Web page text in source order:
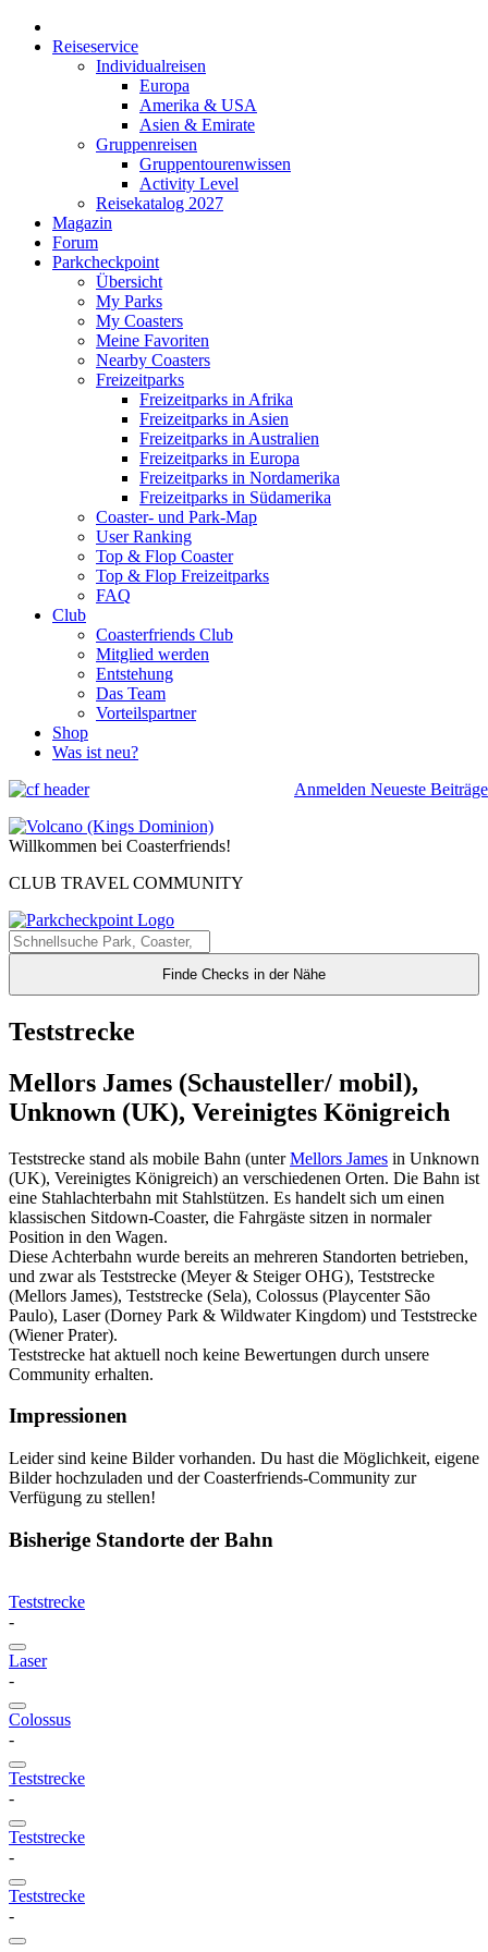
Reiseservice
Individualreisen
Europa
Amerika & USA
Asien & Emirate
Gruppenreisen
Gruppentourenwissen
Activity Level
Reisekatalog 2027
Magazin
Forum
Parkcheckpoint
Übersicht
My Parks
My Coasters
Meine Favoriten
Nearby Coasters
Freizeitparks
Freizeitparks in Afrika
Freizeitparks in Asien
Freizeitparks in Australien
Freizeitparks in Europa
Freizeitparks in Nordamerika
Freizeitparks in Südamerika
Coaster- und Park-Map
User Ranking
Top & Flop Coaster
Top & Flop Freizeitparks
FAQ
Club
Coasterfriends Club
Mitglied werden
Entstehung
Das Team
Vorteilspartner
Shop
Was ist neu?
Anmelden Neueste Beiträge
Willkommen bei Coasterfriends!
CLUB TRAVEL COMMUNITY
Finde Checks in der Nähe
Teststrecke
Mellors James (Schausteller/ mobil),
Unknown (UK), Vereinigtes Königreich
Teststrecke stand als mobile Bahn (unterMellors James in Unknown
(UK), Vereinigtes Königreich) an verschiedenen Orten. Die Bahn ist
eine Stahlachterbahn mit Stahlstützen. Es handelt sich um einen
klassischen Sitdown-Coaster, die Fahrgäste sitzen in normaler
Position in den Wagen.
Diese Achterbahn wurde bereits an mehreren Standorten betrieben,
und zwar als Teststrecke (Meyer & Steiger OHG), Teststrecke
(Mellors James), Teststrecke (Sela), Colossus (Playcenter São
Paulo), Laser (Dorney Park & Wildwater Kingdom) und Teststrecke
(Wiener Prater).
Teststrecke hat aktuell noch keine Bewertungen durch unsere
Community erhalten.
Impressionen
Leider sind keine Bilder vorhanden. Du hast die Möglichkeit, eigene
Bilder hochzuladen und der Coasterfriends-Community zur
Verfügung zu stellen!
Bisherige Standorte der Bahn
Teststrecke
-
Laser
-
Colossus
-
Teststrecke
-
Teststrecke
-
Teststrecke
-